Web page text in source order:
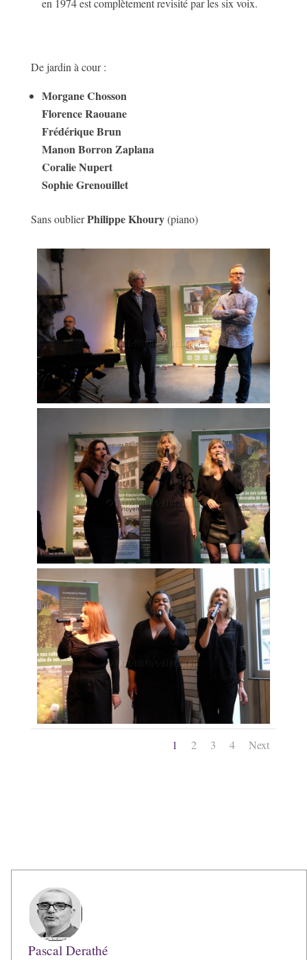
De jardin à cour :
Morgane Chosson
Florence Raouane
Frédérique Brun
Manon Borron Zaplana
Coralie Nupert
Sophie Grenouillet
Sans oublierPhilippe Khoury(piano)
1 2 3 4 Next
Pascal Derathé